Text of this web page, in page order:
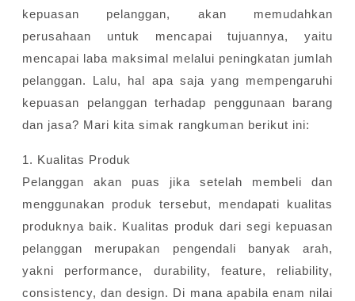
kepuasan pelanggan, akan memudahkan
perusahaan untuk mencapai tujuannya, yaitu
mencapai laba maksimal melalui peningkatan jumlah
pelanggan. Lalu, hal apa saja yang mempengaruhi
kepuasan pelanggan terhadap penggunaan barang
dan jasa? Mari kita simak rangkuman berikut ini:
1. Kualitas Produk
Pelanggan akan puas jika setelah membeli dan
menggunakan produk tersebut, mendapati kualitas
produknya baik. Kualitas produk dari segi kepuasan
pelanggan merupakan pengendali banyak arah,
yakni performance, durability, feature, reliability,
consistency, dan design. Di mana apabila enam nilai